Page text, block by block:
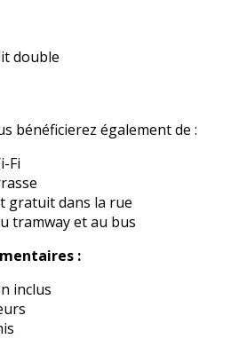
double
bénéficierez également de :
Fi
gratuit dans la rue
tramway et au bus
:
inclus